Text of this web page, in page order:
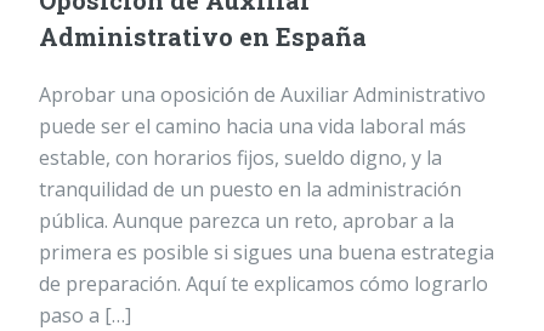
Administrativo en España
Aprobar una oposición de Auxiliar Administrativo
puede ser el camino hacia una vida laboral más
estable, con horarios fijos, sueldo digno, y la
tranquilidad de un puesto en la administración
pública. Aunque parezca un reto, aprobar a la
primera es posible si sigues una buena estrategia
de preparación. Aquí te explicamos cómo lograrlo
paso a […]